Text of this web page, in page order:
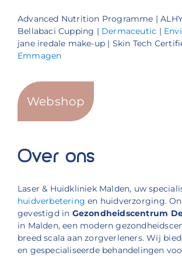
Advanced Nutrition Programme |
Bellabaci Cupping | Dermaceutic |
jane iredale make-up | Skin Tech
Emmagen
Webshop
Over ons
Laser & Huidkliniek Malden, uw
huidverbetering en huidverzorging.
gevestigd in Gezondheidscentrum
in Malden, een modern
breed scala aan zorgverleners. Wij
en gespecialiseerde behandelingen